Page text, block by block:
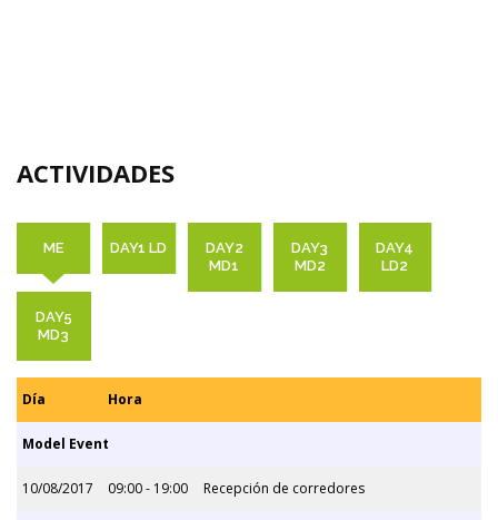
ACTIVIDADES
ME DAY1 LD
DAY2
MD1
DAY3
MD2
DAY4
LD2
DAY5
MD3
Día Hora
Model Event
10/08/2017 09:00 - 19:00 Recepción de corredores